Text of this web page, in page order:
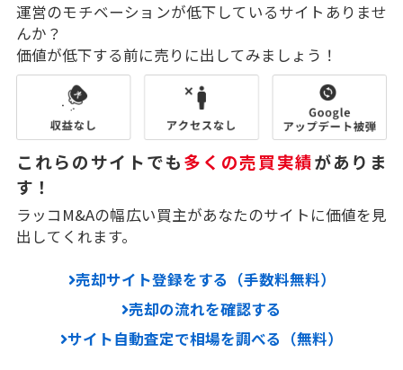
運営のモチベーションが低下しているサイトありませ
んか？
価値が低下する前に売りに出してみましょう！
これらのサイトでも多くの売買実績がありま
す！
ラッコM&Aの幅広い買主があなたのサイトに価値を見
出してくれます。
売却サイト登録をする（手数料無料）
売却の流れを確認する
サイト自動査定で相場を調べる（無料）